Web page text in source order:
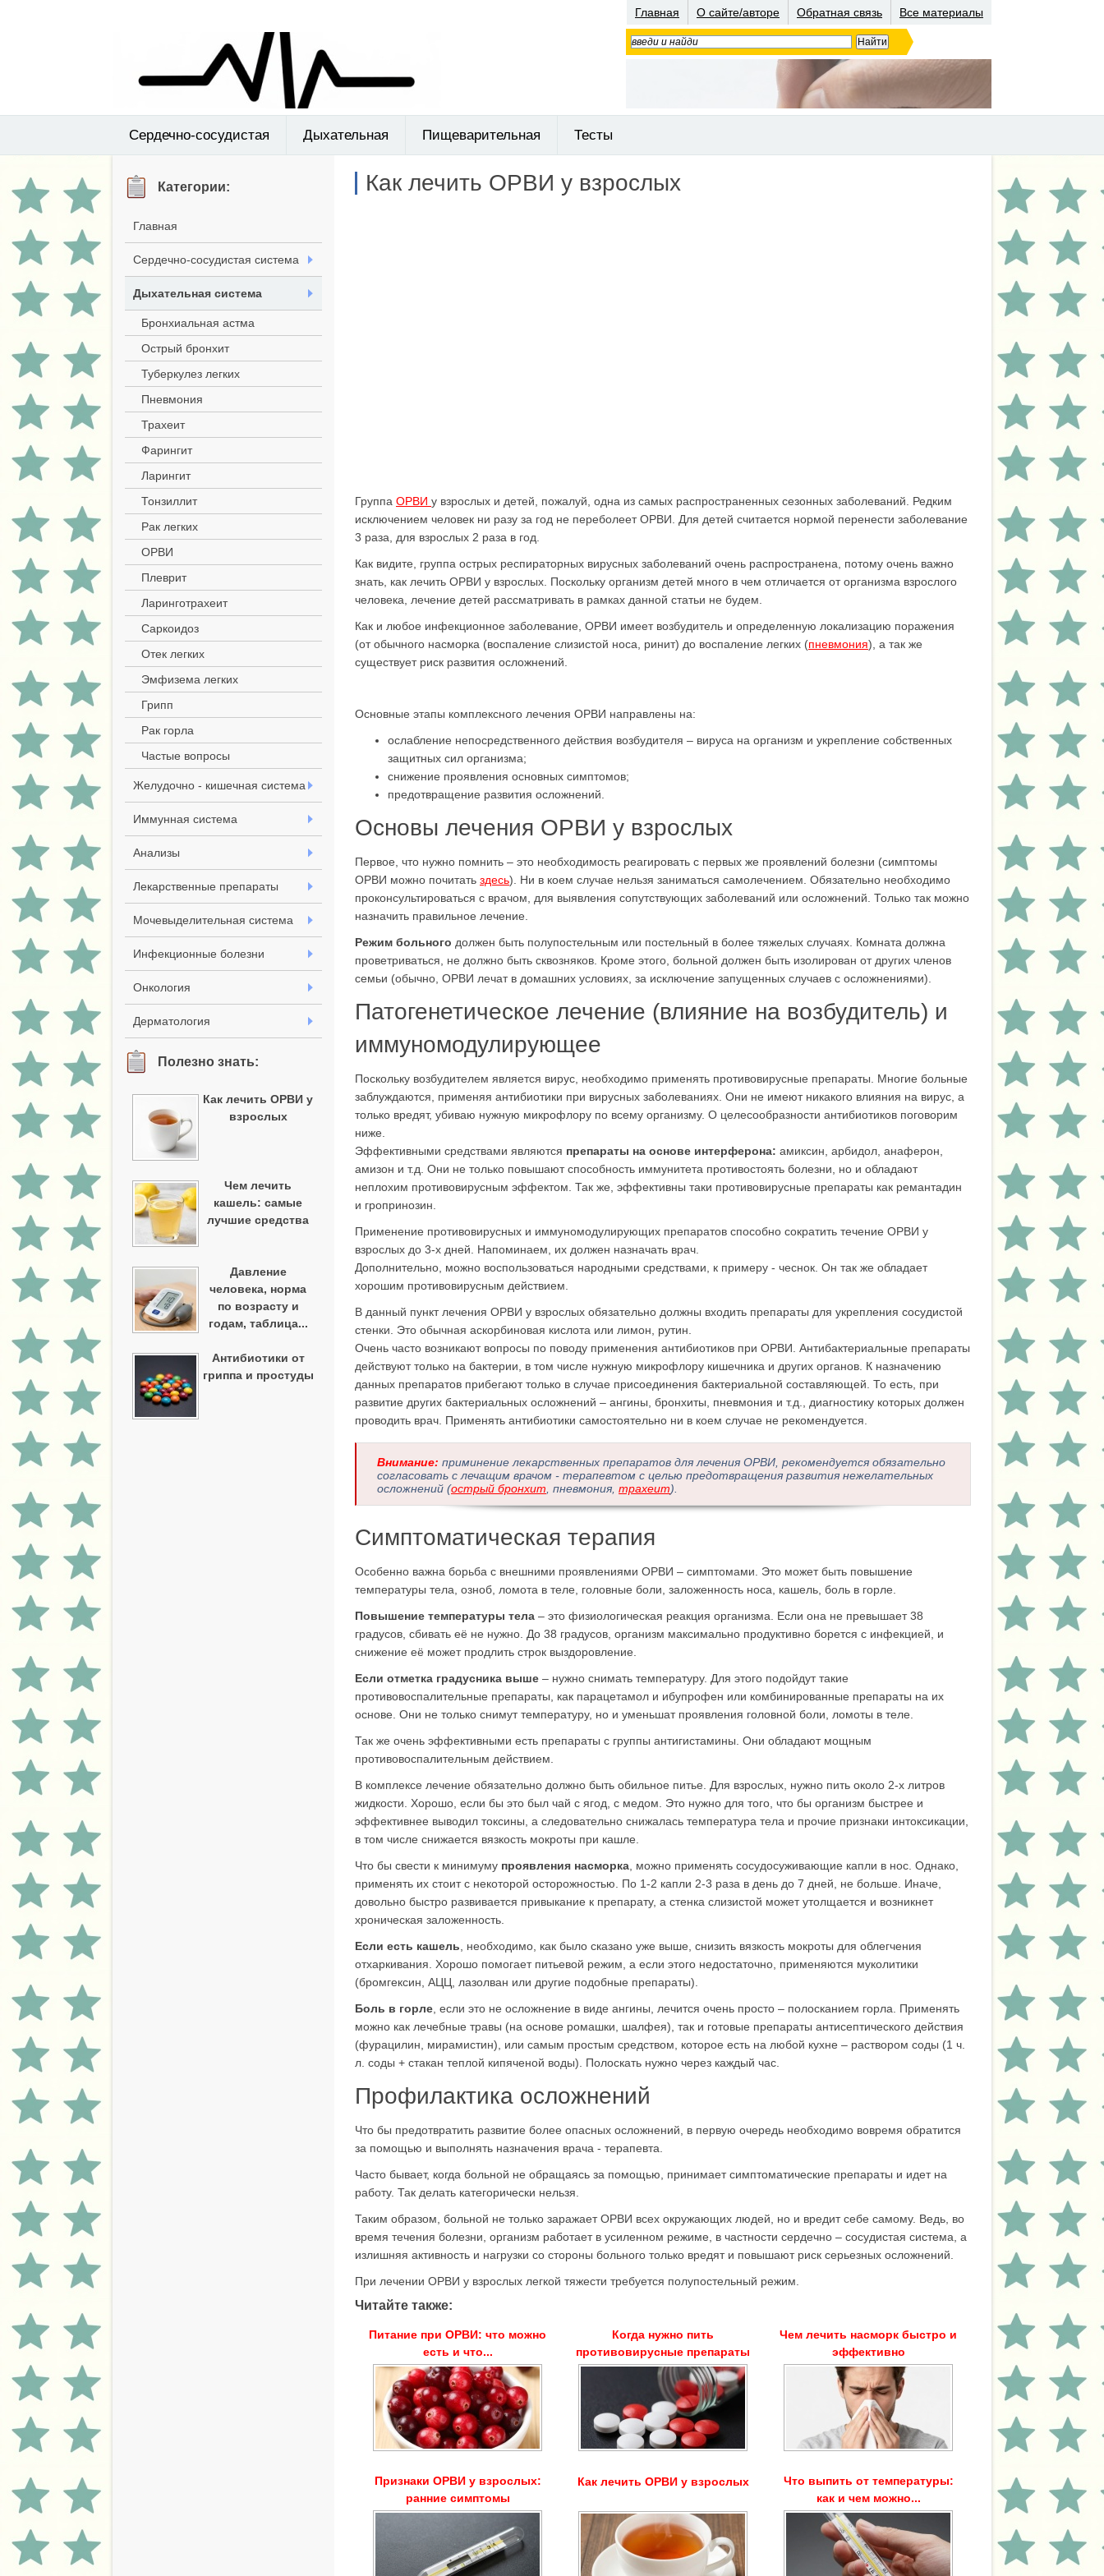
Главная О сайте/авторе Обратная связь Все материалы
Сердечно-сосудистая Дыхательная Пищеварительная Тесты
Как лечить ОРВИ у взрослых
Группа ОРВИ у взрослых и детей, пожалуй, одна из самых распространенных сезонных заболеваний. Редким
исключением человек ни разу за год не переболеет ОРВИ. Для детей считается нормой перенести заболевание
3 раза, для взрослых 2 раза в год.
Как видите, группа острых респираторных вирусных заболеваний очень распространена, потому очень важно
знать, как лечить ОРВИ у взрослых. Поскольку организм детей много в чем отличается от организма взрослого
человека, лечение детей рассматривать в рамках данной статьи не будем.
Как и любое инфекционное заболевание, ОРВИ имеет возбудитель и определенную локализацию поражения
(от обычного насморка (воспаление слизистой носа, ринит) до воспаление легких (пневмония), а так же
существует риск развития осложнений.
Основные этапы комплексного лечения ОРВИ направлены на:
ослабление непосредственного действия возбудителя – вируса на организм и укрепление собственных
защитных сил организма;
снижение проявления основных симптомов;
предотвращение развития осложнений.
Основы лечения ОРВИ у взрослых
Первое, что нужно помнить – это необходимость реагировать с первых же проявлений болезни (симптомы
ОРВИ можно почитать здесь). Ни в коем случае нельзя заниматься самолечением. Обязательно необходимо
проконсультироваться с врачом, для выявления сопутствующих заболеваний или осложнений. Только так можно
назначить правильное лечение.
Режим больного должен быть полупостельным или постельный в более тяжелых случаях. Комната должна
проветриваться, не должно быть сквозняков. Кроме этого, больной должен быть изолирован от других членов
семьи (обычно, ОРВИ лечат в домашних условиях, за исключение запущенных случаев с осложнениями).
Патогенетическое лечение (влияние на возбудитель) и
иммуномодулирующее
Поскольку возбудителем является вирус, необходимо применять противовирусные препараты. Многие больные
заблуждаются, применяя антибиотики при вирусных заболеваниях. Они не имеют никакого влияния на вирус, а
только вредят, убиваю нужную микрофлору по всему организму. О целесообразности антибиотиков поговорим
ниже.
Эффективными средствами являются препараты на основе интерферона: амиксин, арбидол, анаферон,
амизон и т.д. Они не только повышают способность иммунитета противостоять болезни, но и обладают
неплохим противовирусным эффектом. Так же, эффективны таки противовирусные препараты как ремантадин
и гропринозин.
Применение противовирусных и иммуномодулирующих препаратов способно сократить течение ОРВИ у
взрослых до 3-х дней. Напоминаем, их должен назначать врач.
Дополнительно, можно воспользоваться народными средствами, к примеру - чеснок. Он так же обладает
хорошим противовирусным действием.
В данный пункт лечения ОРВИ у взрослых обязательно должны входить препараты для укрепления сосудистой
стенки. Это обычная аскорбиновая кислота или лимон, рутин.
Очень часто возникают вопросы по поводу применения антибиотиков при ОРВИ. Антибактериальные препараты
действуют только на бактерии, в том числе нужную микрофлору кишечника и других органов. К назначению
данных препаратов прибегают только в случае присоединения бактериальной составляющей. То есть, при
развитие других бактериальных осложнений – ангины, бронхиты, пневмония и т.д., диагностику которых должен
проводить врач. Применять антибиотики самостоятельно ни в коем случае не рекомендуется.
Внимание: приминение лекарственных препаратов для лечения ОРВИ, рекомендуется обязательно
согласовать с лечащим врачом - терапевтом с целью предотвращения развития нежелательных
осложнений (острый бронхит , пневмония, трахеит).
Симптоматическая терапия
Особенно важна борьба с внешними проявлениями ОРВИ – симптомами. Это может быть повышение
температуры тела, озноб, ломота в теле, головные боли, заложенность носа, кашель, боль в горле.
Повышение температуры тела – это физиологическая реакция организма. Если она не превышает 38
градусов, сбивать её не нужно. До 38 градусов, организм максимально продуктивно борется с инфекцией, и
снижение её может продлить строк выздоровление.
Если отметка градусника выше – нужно снимать температуру. Для этого подойдут такие
противовоспалительные препараты, как парацетамол и ибупрофен или комбинированные препараты на их
основе. Они не только снимут температуру, но и уменьшат проявления головной боли, ломоты в теле.
Так же очень эффективными есть препараты с группы антигистамины. Они обладают мощным
противовоспалительным действием.
В комплексе лечение обязательно должно быть обильное питье. Для взрослых, нужно пить около 2-х литров
жидкости. Хорошо, если бы это был чай с ягод, с медом. Это нужно для того, что бы организм быстрее и
эффективнее выводил токсины, а следовательно снижалась температура тела и прочие признаки интоксикации,
в том числе снижается вязкость мокроты при кашле.
Что бы свести к минимуму проявления насморка , можно применять сосудосуживающие капли в нос. Однако,
применять их стоит с некоторой осторожностью. По 1-2 капли 2-3 раза в день до 7 дней, не больше. Иначе,
довольно быстро развивается привыкание к препарату, а стенка слизистой может утолщается и возникнет
хроническая заложенность.
Если есть кашель , необходимо, как было сказано уже выше, снизить вязкость мокроты для облегчения
отхаркивания. Хорошо помогает питьевой режим, а если этого недостаточно, применяются муколитики
(бромгексин, АЦЦ, лазолван или другие подобные препараты).
Боль в горле , если это не осложнение в виде ангины, лечится очень просто – полосканием горла. Применять
можно как лечебные травы (на основе ромашки, шалфея), так и готовые препараты антисептического действия
(фурацилин, мирамистин), или самым простым средством, которое есть на любой кухне – раствором соды (1 ч.
л. соды + стакан теплой кипяченой воды). Полоскать нужно через каждый час.
Профилактика осложнений
Что бы предотвратить развитие более опасных осложнений, в первую очередь необходимо вовремя обратится
за помощью и выполнять назначения врача - терапевта.
Часто бывает, когда больной не обращаясь за помощью, принимает симптоматические препараты и идет на
работу. Так делать категорически нельзя.
Таким образом, больной не только заражает ОРВИ всех окружающих людей, но и вредит себе самому. Ведь, во
время течения болезни, организм работает в усиленном режиме, в частности сердечно – сосудистая система, а
излишняя активность и нагрузки со стороны больного только вредят и повышают риск серьезных осложнений.
При лечении ОРВИ у взрослых легкой тяжести требуется полупостельный режим.
Читайте также:
Питание при ОРВИ: что можно
есть и что...
Когда нужно пить
противовирусные препараты
Чем лечить насморк быстро и
эффективно
Признаки ОРВИ у взрослых:
ранние симптомы
Как лечить ОРВИ у взрослых
Что выпить от температуры:
как и чем можно...
Категории:
Главная
Сердечно-сосудистая система
Дыхательная система
Бронхиальная астма
Острый бронхит
Туберкулез легких
Пневмония
Трахеит
Фарингит
Ларингит
Тонзиллит
Рак легких
ОРВИ
Плеврит
Ларинготрахеит
Саркоидоз
Отек легких
Эмфизема легких
Грипп
Рак горла
Частые вопросы
Желудочно - кишечная система
Иммунная система
Анализы
Лекарственные препараты
Мочевыделительная система
Инфекционные болезни
Онкология
Дерматология
Полезно знать:
Как лечить ОРВИ у
взрослых
Чем лечить
кашель: самые
лучшие средства
Давление
человека, норма
по возрасту и
годам, таблица...
Антибиотики от
гриппа и простуды